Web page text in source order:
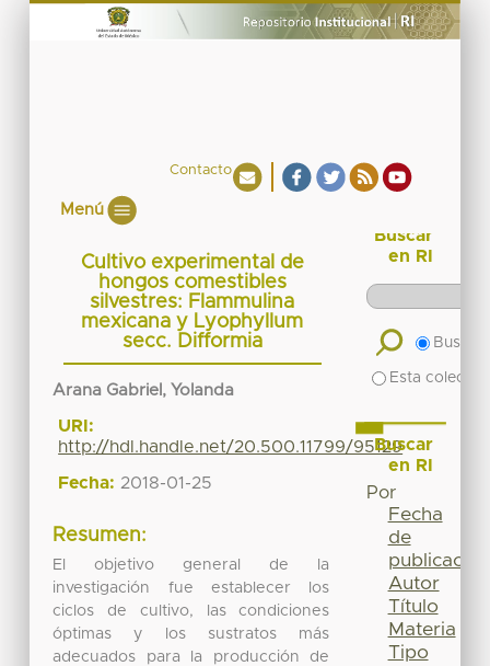
Contacto
Menú
Cultivo experimental de
hongos comestibles
silvestres: Flammulina
mexicana y Lyophyllum
secc. Difformia
Arana Gabriel, Yolanda
URI:
http://hdl.handle.net/20.500.11799/95129
Fecha: 2018-01-25
Resumen:
El objetivo general de la
investigación fue establecer los
ciclos de cultivo, las condiciones
óptimas y los sustratos más
adecuados para la producción de
Buscar
en RI
Buscar
Esta
Buscar
en RI
Por
Fecha
de
publicación
Autor
Título
Materia
Tipo